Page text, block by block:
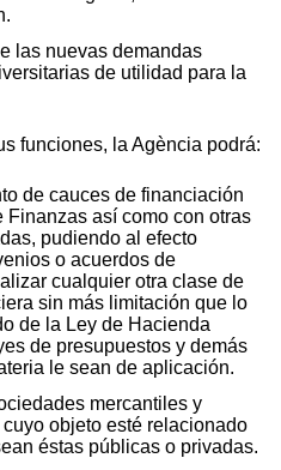
las nuevas demandas
de utilidad para la
funciones, la Agència podrá:
de cauces de financiación
así como con otras
pudiendo al efecto
o acuerdos de
cualquier otra clase de
sin más limitación que lo
de la Ley de Hacienda
de presupuestos y demás
le sean de aplicación.
mercantiles y
objeto esté relacionado
éstas públicas o privadas.